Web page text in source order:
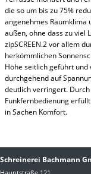
die so um bis zu 75%
angenehmes Raumklima
außen, ohne dass zu viel
zipSCREEN.2 vor allem
herkömmlichen
Höhe seitlich geführt und
durchgehend auf
deutlich verringert.
Funkfernbedienung
in Sachen Komfort.
Schreinerei Bachmann